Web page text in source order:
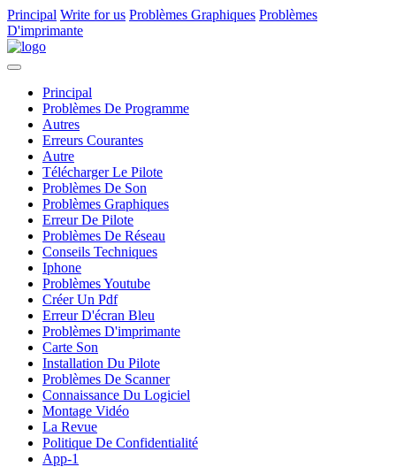
Principal Write for us Problèmes Graphiques Problèmes
D'imprimante
Principal
Problèmes De Programme
Autres
Erreurs Courantes
Autre
Télécharger Le Pilote
Problèmes De Son
Problèmes Graphiques
Erreur De Pilote
Problèmes De Réseau
Conseils Techniques
Iphone
Problèmes Youtube
Créer Un Pdf
Erreur D'écran Bleu
Problèmes D'imprimante
Carte Son
Installation Du Pilote
Problèmes De Scanner
Connaissance Du Logiciel
Montage Vidéo
La Revue
Politique De Confidentialité
App-1